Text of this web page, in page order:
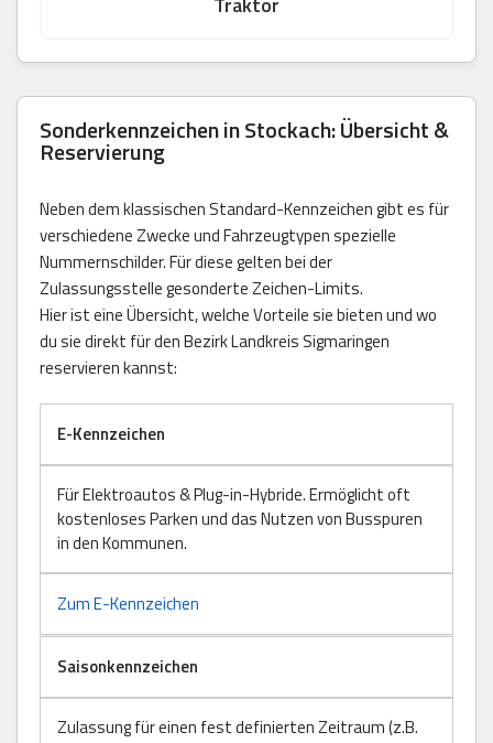
Sonderkennzeichen in Stockach: Übersicht &
Reservierung
Neben dem klassischen Standard-Kennzeichen gibt es für
verschiedene Zwecke und Fahrzeugtypen spezielle
Nummernschilder. Für diese gelten bei der
Zulassungsstelle gesonderte Zeichen-Limits.
Hier ist eine Übersicht, welche Vorteile sie bieten und wo
du sie direkt für den Bezirk Landkreis Sigmaringen
reservieren kannst:
E-Kennzeichen
Für Elektroautos & Plug-in-Hybride. Ermöglicht oft
kostenloses Parken und das Nutzen von Busspuren
in den Kommunen.
Zum E-Kennzeichen
Saisonkennzeichen
Zulassung für einen fest definierten Zeitraum (z.B.